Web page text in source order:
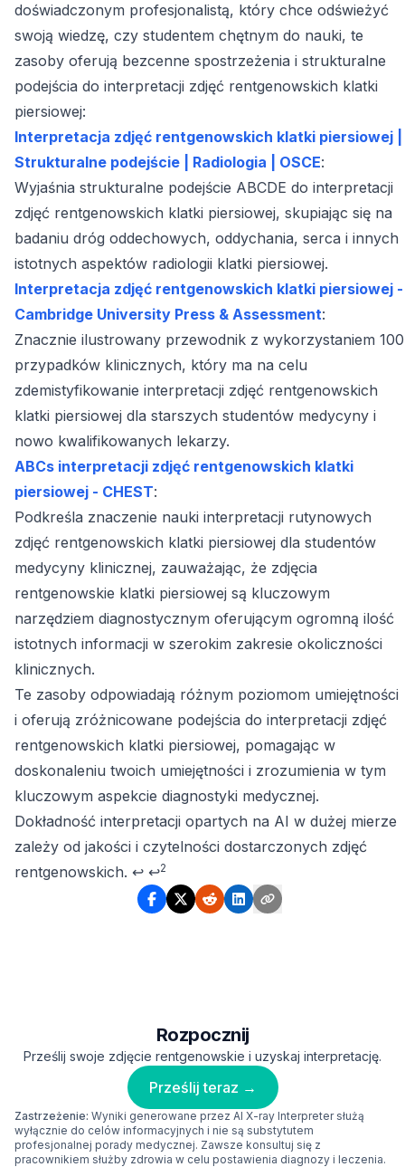
doświadczonym profesjonalistą, który chce odświeżyć
swoją wiedzę, czy studentem chętnym do nauki, te
zasoby oferują bezcenne spostrzeżenia i strukturalne
podejścia do interpretacji zdjęć rentgenowskich klatki
piersiowej:
Interpretacja zdjęć rentgenowskich klatki piersiowej |
Strukturalne podejście | Radiologia | OSCE:
Wyjaśnia strukturalne podejście ABCDE do interpretacji
zdjęć rentgenowskich klatki piersiowej, skupiając się na
badaniu dróg oddechowych, oddychania, serca i innych
istotnych aspektów radiologii klatki piersiowej.
Interpretacja zdjęć rentgenowskich klatki piersiowej -
Cambridge University Press & Assessment:
Znacznie ilustrowany przewodnik z wykorzystaniem 100
przypadków klinicznych, który ma na celu
zdemistyfikowanie interpretacji zdjęć rentgenowskich
klatki piersiowej dla starszych studentów medycyny i
nowo kwalifikowanych lekarzy.
ABCs interpretacji zdjęć rentgenowskich klatki
piersiowej - CHEST:
Podkreśla znaczenie nauki interpretacji rutynowych
zdjęć rentgenowskich klatki piersiowej dla studentów
medycyny klinicznej, zauważając, że zdjęcia
rentgenowskie klatki piersiowej są kluczowym
narzędziem diagnostycznym oferującym ogromną ilość
istotnych informacji w szerokim zakresie okoliczności
klinicznych.
Te zasoby odpowiadają różnym poziomom umiejętności
i oferują zróżnicowane podejścia do interpretacji zdjęć
rentgenowskich klatki piersiowej, pomagając w
doskonaleniu twoich umiejętności i zrozumienia w tym
kluczowym aspekcie diagnostyki medycznej.
Footnotes
Dokładność interpretacji opartych na AI w dużej mierze
zależy od jakości i czytelności dostarczonych zdjęć
rentgenowskich. ↩ ↩2
Rozpocznij
Prześlij swoje zdjęcie rentgenowskie i uzyskaj interpretację.
Prześlij teraz →
Zastrzeżenie: Wyniki generowane przez AI X-ray Interpreter służą
wyłącznie do celów informacyjnych i nie są substytutem
profesjonalnej porady medycznej. Zawsze konsultuj się z
pracownikiem służby zdrowia w celu postawienia diagnozy i leczenia.